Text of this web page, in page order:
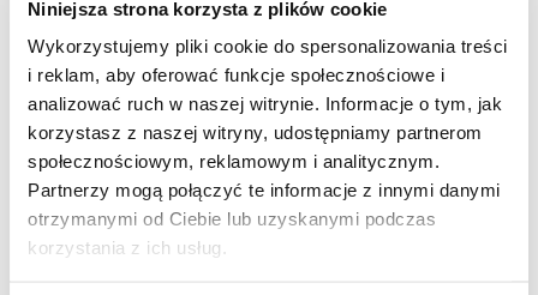
Niniejsza strona korzysta z plików cookie
Wykorzystujemy pliki cookie do spersonalizowania treści
i reklam, aby oferować funkcje społecznościowe i
analizować ruch w naszej witrynie. Informacje o tym, jak
korzystasz z naszej witryny, udostępniamy partnerom
społecznościowym, reklamowym i analitycznym.
Partnerzy mogą połączyć te informacje z innymi danymi
otrzymanymi od Ciebie lub uzyskanymi podczas
korzystania z ich usług.
realizowanej strategii rozwoju Akademii WSB,
obejmującej umiędzynarodowienie, wysoką jakość
kształcenia, rozwój badań naukowych, współpracę
z otoczeniem społeczno-gospodarczym oraz
działania na rzecz równości, różnorodności
i odpowiedzialności społecznej. Uczelnia od wielu lat
aktywnie angażuje się w realizację inicjatyw
wspierających zrównoważony rozwój, czego
potwierdzeniem są liczne projekty